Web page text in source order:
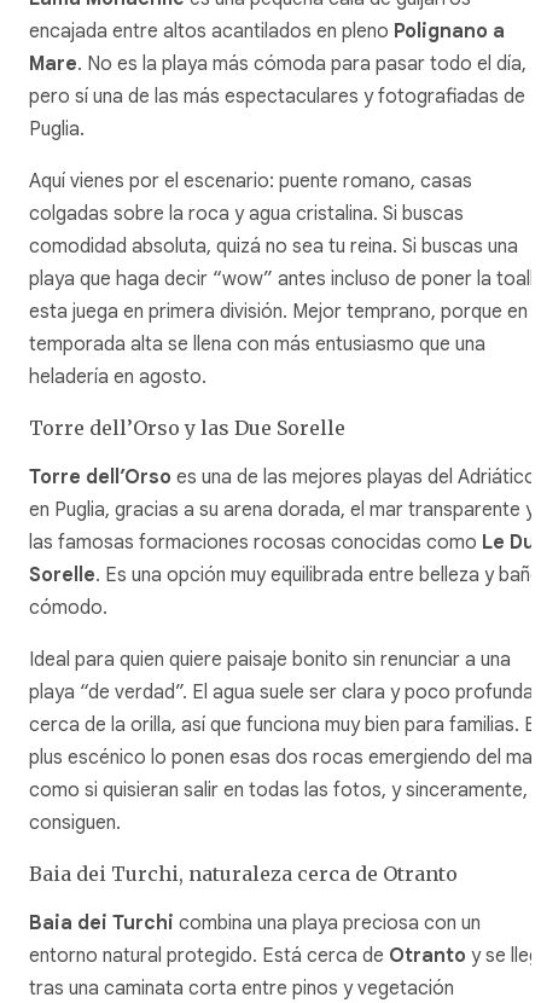
encajada entre altos acantilados en pleno Polignano a
Mare. No es la playa más cómoda para pasar todo el día,
pero sí una de las más espectaculares y fotografiadas de
Puglia.
Aquí vienes por el escenario: puente romano, casas
colgadas sobre la roca y agua cristalina. Si buscas
comodidad absoluta, quizá no sea tu reina. Si buscas una
playa que haga decir “wow” antes incluso de poner la
esta juega en primera división. Mejor temprano, porque en
temporada alta se llena con más entusiasmo que una
heladería en agosto.
Torre dell’Orso y las Due Sorelle
Torre dell’Orso es una de las mejores playas del Adriático
en Puglia, gracias a su arena dorada, el mar transparente y
las famosas formaciones rocosas conocidas como Le
Sorelle. Es una opción muy equilibrada entre belleza y baño
cómodo.
Ideal para quien quiere paisaje bonito sin renunciar a una
playa “de verdad”. El agua suele ser clara y poco profunda
cerca de la orilla, así que funciona muy bien para familias. El
plus escénico lo ponen esas dos rocas emergiendo del mar
como si quisieran salir en todas las fotos, y sinceramente,
consiguen.
Baia dei Turchi, naturaleza cerca de Otranto
Baia dei Turchi combina una playa preciosa con un
entorno natural protegido. Está cerca de Otranto y se
tras una caminata corta entre pinos y vegetación